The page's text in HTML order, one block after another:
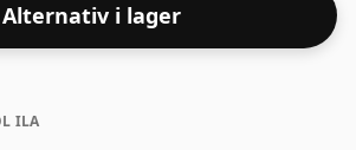
Alternativ i lager
ILA